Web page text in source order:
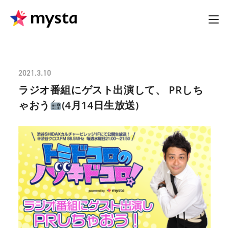
2021.3.10
ラジオ番組にゲスト出演して、 PRしち
ゃおう
(4月14日生放送)